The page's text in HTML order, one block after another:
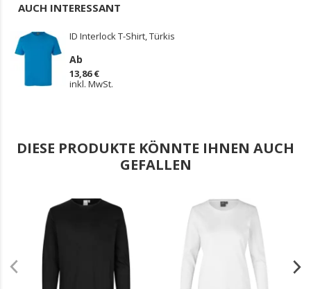
AUCH INTERESSANT
ID Interlock T-Shirt, Türkis
Ab
13,86 €
inkl. MwSt.
DIESE PRODUKTE KÖNNTE IHNEN AUCH
GEFALLEN